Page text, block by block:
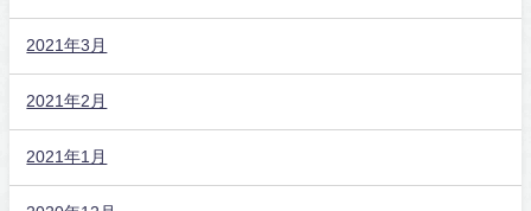
2021年3月
2021年2月
2021年1月